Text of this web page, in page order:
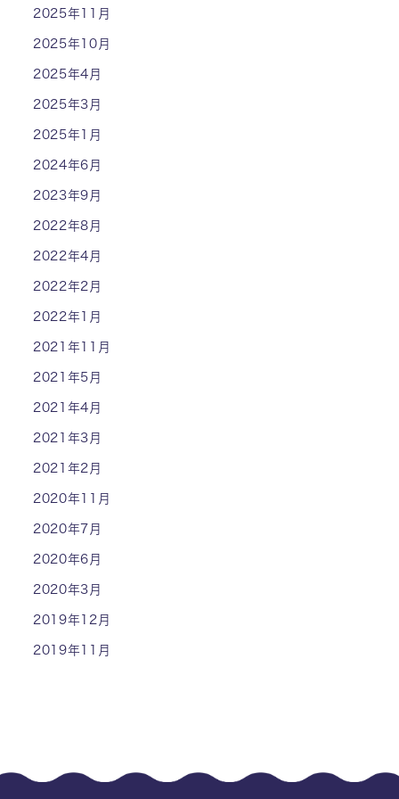
2025年11月
2025年10月
2025年4月
2025年3月
2025年1月
2024年6月
2023年9月
2022年8月
2022年4月
2022年2月
2022年1月
2021年11月
2021年5月
2021年4月
2021年3月
2021年2月
2020年11月
2020年7月
2020年6月
2020年3月
2019年12月
2019年11月